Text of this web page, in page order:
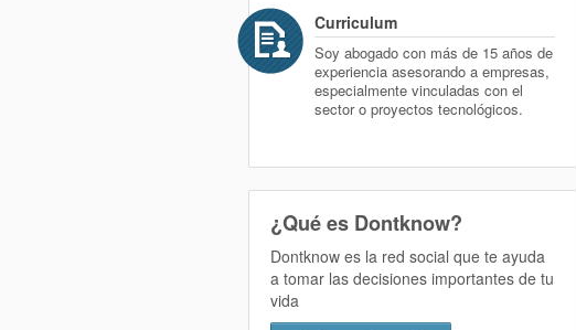
Curriculum
Soy abogado con más de 15 años de
experiencia asesorando a empresas,
especialmente vinculadas con el
sector o proyectos tecnológicos.
¿Qué es Dontknow?
Dontknow es la red social que te ayuda
a tomar las decisiones importantes de tu
vida